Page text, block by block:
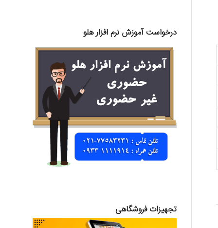
درخواست آموزش نرم افزار هلو
تجهیزات فروشگاهی